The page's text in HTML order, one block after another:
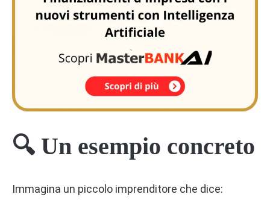
🔍 Un esempio concreto
Immagina un piccolo imprenditore che dice: